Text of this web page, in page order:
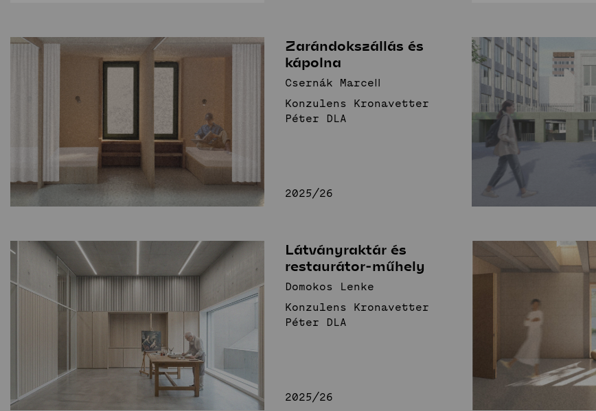
Zarándokszállás és
kápolna
Csernák Marcell
Konzulens Kronavetter
Péter DLA
2025/26
Látványraktár és
restaurátor-műhely
Domokos Lenke
Konzulens Kronavetter
Péter DLA
2025/26